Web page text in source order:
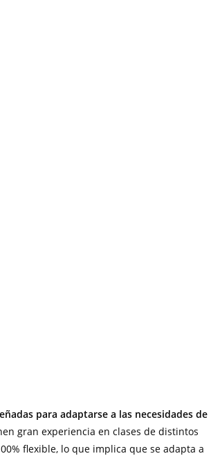
para adaptarse a las necesidades de
gran experiencia en clases de distintos
flexible, lo que implica que se adapta a